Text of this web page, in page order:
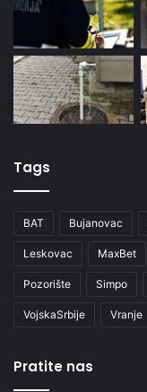
Tags
BAT Bujanovac
Leskovac MaxBet
Pozorište Simpo
VojskaSrbije Vranje
Pratite nas